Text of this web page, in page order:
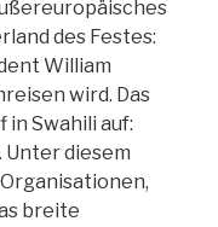
des Festes:
William
wird. Das
Swahili auf:
Unter diesem
breite